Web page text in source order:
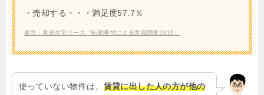
・売却する・・・満足度57.7％
参照：東急住宅リース「転勤事情による意識調査2019」
使っていない物件は、 賃貸に出した人の方が他の